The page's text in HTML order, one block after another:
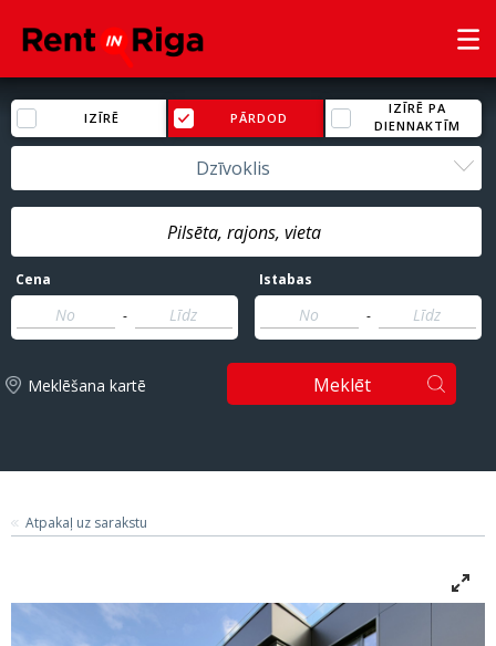
IZĪRĒ PĀRDOD
IZĪRĒ PA
DIENNAKTĪM
Dzīvoklis
Cena
-
Istabas
-
Meklēšana kartē Meklēt
Atpakaļ uz sarakstu